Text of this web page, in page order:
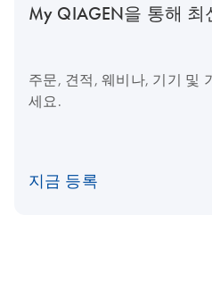
My QIAGEN을 통해 최
주문, 견적, 웨비나, 기기 및
세요.
지금 등록